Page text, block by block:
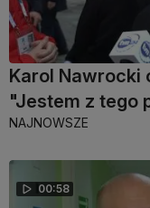
Karol Nawrocki
"Jestem z tego
NAJNOWSZE
00:58